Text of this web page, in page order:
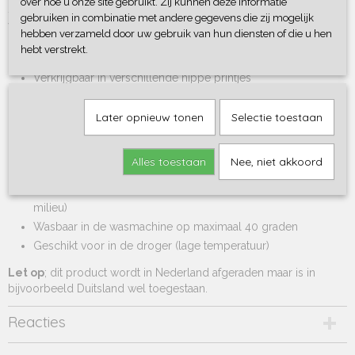
slaap- en of speelruimte. Je vindt ze bij Kidz Label14 in
verschillende hippe printjes.
De voordelen op een rijtje
Verkrijgbaar in verschillende hippe printjes
100% katoen buitenzijde
100% polyester vulling
OEKO-Tex Standard 100
Zo houd je je Box / bedbumper Flower langer mooi
milieu)
Wasbaar in de wasmachine op maximaal 40 graden
Geschikt voor in de droger (lage temperatuur)
Let op; dit product wordt in Nederland afgeraden maar is in
bijvoorbeeld Duitsland wel toegestaan.
Reacties
gebruiken in combinatie met andere gegevens die zij mogelijk
hebben verzameld door uw gebruik van hun diensten of die u hen
hebt verstrekt.
Later opnieuw tonen Selectie toestaan
Alles toestaan Nee, niet akkoord